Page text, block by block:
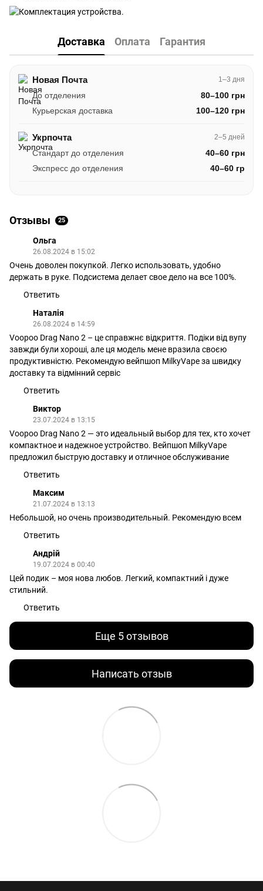
Доставка Оплата Гарантия
Новая Почта 1–3 дня
До отделения
80–100 грн
Курьерская доставка
100–120 грн
Укрпочта 2–5 дней
Стандарт до отделения
40–60 грн
Экспресс до отделения
40–60 гр
Отзывы 25
Ольга
26.08.2024 в 15:02
Очень доволен покупкой. Легко использовать, удобно
держать в руке. Подсистема делает свое дело на все 100%.
Ответить
Наталія
26.08.2024 в 14:59
Voopoo Drag Nano 2 – це справжнє відкриття. Подіки від вупу
завжди були хороші, але ця модель мене вразила своєю
продуктивністю. Рекомендую вейпшоп MilkyVape за швидку
доставку та відмінний сервіс
Ответить
Виктор
23.07.2024 в 13:15
Voopoo Drag Nano 2 — это идеальный выбор для тех, кто хочет
компактное и надежное устройство. Вейпшоп MilkyVape
предложил быструю доставку и отличное обслуживание
Ответить
Максим
21.07.2024 в 13:13
Небольшой, но очень производительный. Рекомендую всем
Ответить
Андрій
19.07.2024 в 00:40
Цей подик – моя нова любов. Легкий, компактний і дуже
стильний.
Ответить
Еще 5 отзывов
Написать отзыв